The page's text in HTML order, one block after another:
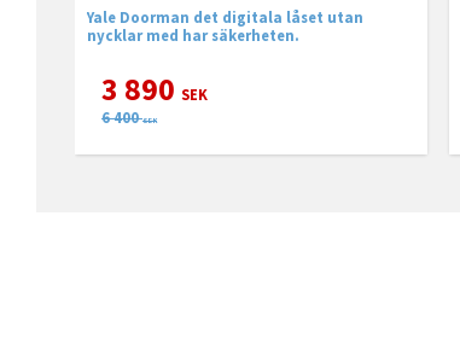
Yale Doorman det digitala låset utan
nycklar med har säkerheten.
3 890 SEK
6 400 SEK